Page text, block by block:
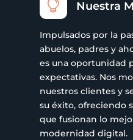
 Nuestra
Impulsados por la
abuelos, padres y
es una oportunidad
expectativas. Nos
nuestros clientes y
su éxito, ofreciendo
que fusionan lo
modernidad digital.